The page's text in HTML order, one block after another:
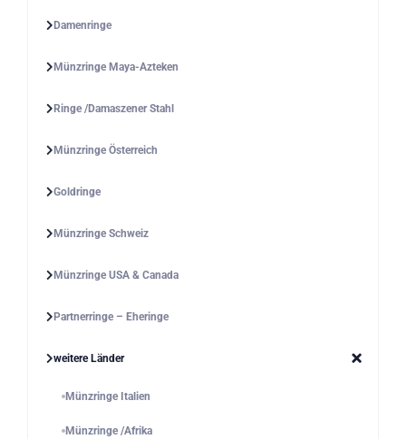
Damenringe
Münzringe Maya-Azteken
Ringe /Damaszener Stahl
Münzringe Österreich
Goldringe
Münzringe Schweiz
Münzringe USA & Canada
Partnerringe – Eheringe
weitere Länder
Münzringe Italien
Münzringe /Afrika